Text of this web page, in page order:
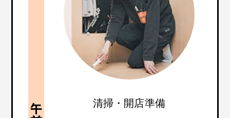
清掃・開店準備